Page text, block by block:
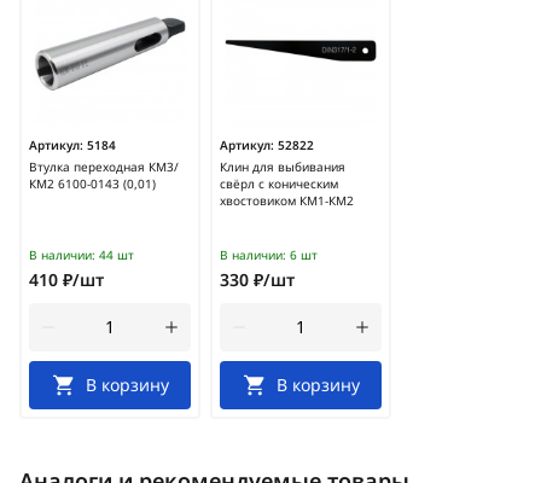
Артикул: 5184
Втулка переходная КМ3/
КМ2 6100-0143 (0,01)
В наличии: 44 шт
410 ₽/шт
В корзину
Артикул: 52822
Клин для выбивания
свёрл с коническим
хвостовиком КМ1-КМ2
В наличии: 6 шт
330 ₽/шт
В корзину